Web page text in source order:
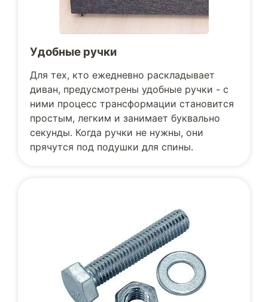
Удобные ручки
Для тех, кто ежедневно раскладывает
диван, предусмотрены удобные ручки - с
ними процесс трансформации становится
простым, легким и занимает буквально
секунды. Когда ручки не нужны, они
прячутся под подушки для спины.